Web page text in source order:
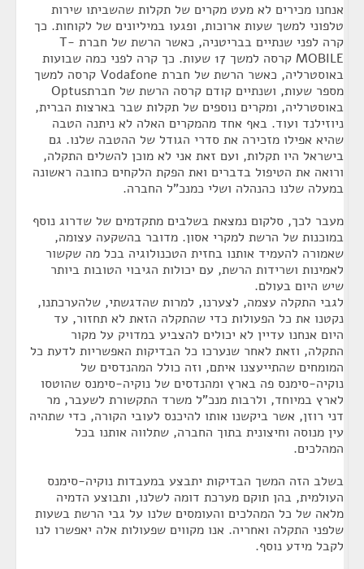
אנחנו מכירים לא מעט מקרים של תקלות שהשביתו שירות
טלפוני למשך שעות ארוכות, ופגעו במיליונים של לקוחות. כך
קרה לפני שנתיים בבריטניה, כאשר הרשת של חברת T-
MOBILE קרסה למשך 17 שעות. כך קרה לפני כמה שבועות
באוסטרליה, כאשר הרשת של חברת Vodafone קרסה למשך
מספר שעות, ושנתיים קודם קרסה הרשת של חברתOptus
באוסטרליה, ומקרים נוספים של תקלות שבר בארצות הברית,
ניוזילנד ועוד. באף אחד מהמקרים האלה לא ניתנה הטבה
שהיא אפילו מזכירה את סדרי הגודל של ההטבה שלנו. גם
בישראל היו תקלות, ועם זאת אני לא מוכן להשלים התקלה,
ורואה את הטיפול בדברים ואת הפקת הלקחים כחובה ראשונה
במעלה שלנו כהנהלה ושלי כמנכ"ל החברה.
מעבר לכך, סלקום נמצאת בשלבים מתקדמים של שדרוג נוסף
במוכנות של הרשת למקרי אסון. מדובר בהשקעה עצומה,
שאמורה להעמיד אותנו בחזית הטכנולוגיה בכל מה שקשור
לאמינות ושרידות הרשת, עם יכולות הגיבוי הטובות ביותר
שיש היום בעולם.
לגבי התקלה עצמה, לצערנו, למרות שהדגשתי, שלהערכתנו,
נקטנו את כל הפעולות כדי שהתקלה הזאת לא תחזור, עד
היום אנחנו עדיין לא יכולים להצביע במדויק על מקור
התקלה, וזאת לאחר שנערכו כל הבדיקות האפשריות לדעת כל
המומחים שהתייעצנו איתם, וזה כולל המהנדסים של
נוקיה-סימנס פה בארץ ומהנדסים של נוקיה-סימנס שהוטסו
לארץ במיוחד, ולרבות מנכ"ל משרד התקשורת לשעבר, מר
דני רוזן, אשר ביקשנו אותו להיכנס לעובי הקורה, כדי שתהיה
עין מנוסה וחיצונית בתוך החברה, שתלווה אותנו בכל
המהלכים.
בשלב הזה המשך הבדיקות יתבצע במעבדות נוקיה-סימנס
העולמית, בהן תוקם מערכת דומה לשלנו, ותבוצע הדמיה
מלאה של כל המהלכים והעומסים שלנו על גבי הרשת בשעות
שלפני התקלה ואחריה. אנו מקווים שפעולות אלה יאפשרו לנו
לקבל מידע נוסף.